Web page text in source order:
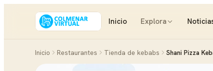
Inicio Explora
Inicio Restaurantes Tienda de kebabs Shani Pizza